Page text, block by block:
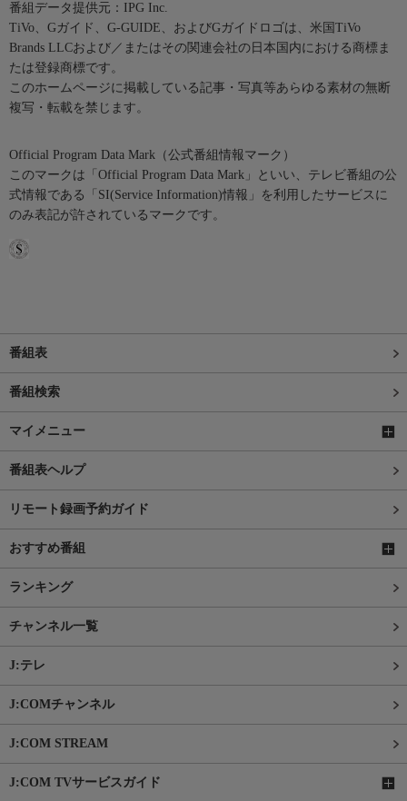
番組データ提供元：IPG Inc.
TiVo、Gガイド、G-GUIDE、およびGガイドロゴは、米国TiVo
Brands LLCおよび／またはその関連会社の日本国内における商標ま
たは登録商標です。
このホームページに掲載している記事・写真等あらゆる素材の無断
複写・転載を禁じます。
Official Program Data Mark（公式番組情報マーク）
このマークは「Official Program Data Mark」といい、テレビ番組の公
式情報である「SI(Service Information)情報」を利用したサービスに
のみ表記が許されているマークです。
番組表
番組検索
マイメニュー
番組表ヘルプ
リモート録画予約ガイド
おすすめ番組
ランキング
チャンネル一覧
J:テレ
J:COMチャンネル
J:COM STREAM
J:COM TVサービスガイド